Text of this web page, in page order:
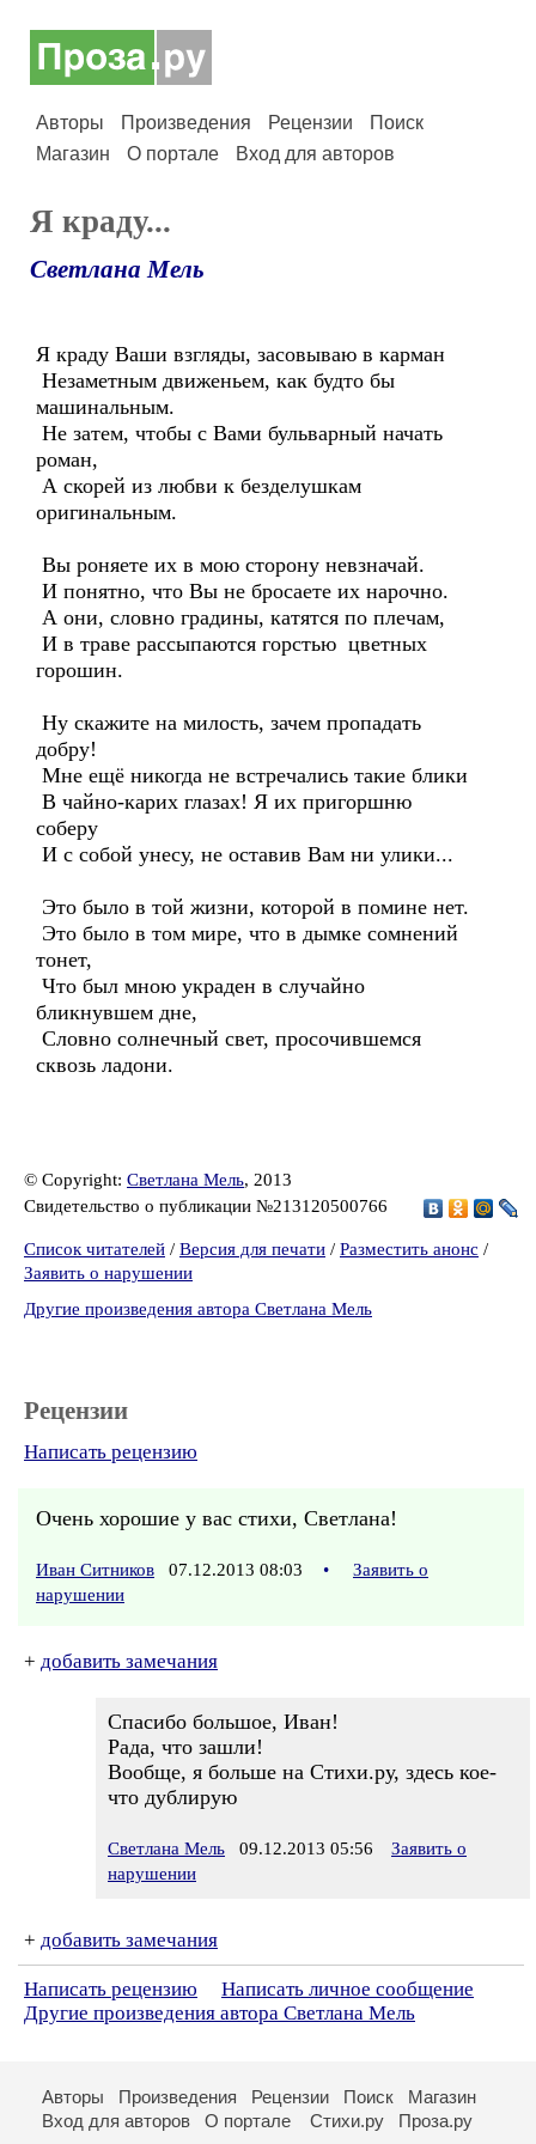
Авторы Произведения Рецензии
Поиск
Магазин
О портале Вход для авторов
Я краду...
Светлана Мель
Я краду Ваши взгляды, засовываю в карман
Незаметным движеньем, как будто бы
машинальным.
Не затем, чтобы с Вами бульварный начать
роман,
А скорей из любви к безделушкам
оригинальным.
Вы роняете их в мою сторону невзначай.
И понятно, что Вы не бросаете их нарочно.
А они, словно градины, катятся по плечам,
И в траве рассыпаются горстью цветных
горошин.
Ну скажите на милость, зачем пропадать
добру!
Мне ещё никогда не встречались такие блики
В чайно-карих глазах! Я их пригоршню
соберу
И с собой унесу, не оставив Вам ни улики...
Это было в той жизни, которой в помине нет.
Это было в том мире, что в дымке сомнений
тонет,
Что был мною украден в случайно
бликнувшем дне,
Словно солнечный свет, просочившемся
сквозь ладони.
© Copyright: Светлана Мель, 2013
Свидетельство о публикации №213120500766
Список читателей / Версия для печати / Разместить анонс /
Заявить о нарушении
Другие произведения автора Светлана Мель
Рецензии
Написать рецензию
Очень хорошие у вас стихи, Светлана!
Иван Ситников 07.12.2013 08:03 •
Заявить о
нарушении
+ добавить замечания
Спасибо большое, Иван!
Рада, что зашли!
Вообще, я больше на Стихи.ру, здесь кое-
что дублирую
Светлана Мель 09.12.2013 05:56
Заявить о
нарушении
+ добавить замечания
Написать рецензию
Написать личное сообщение
Другие произведения автора Светлана Мель
Авторы Произведения Рецензии Поиск
Магазин
Вход для авторов
О портале Стихи.ру Проза.ру